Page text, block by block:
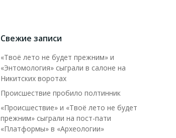
Свежие записи
«Твоё лето не будет прежним» и
«Энтомология» сыграли в салоне на
Никитских воротах
Происшествие пробило полтинник
«Происшествие» и «Твоё лето не будет
прежним» сыграли на пост-пати
«Платформы» в «Археологии»